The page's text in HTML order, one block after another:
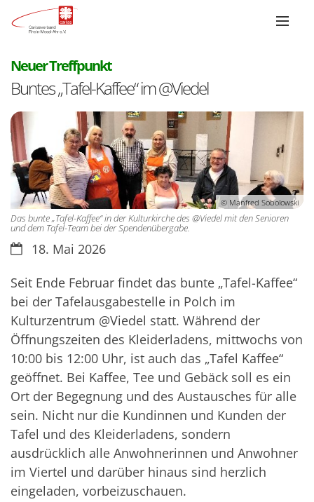
Neuer Treffpunkt:
Buntes „Tafel-Kaffee“ im @Viedel
© Manfred Sobolowski
Das bunte „Tafel-Kaffee“ in der Kulturkirche des @Viedel mit den Senioren
und dem Tafel-Team bei der Spendenübergabe.
Datum:18. Mai 2026
Seit Ende Februar findet das bunte „Tafel-Kaffee“
bei der Tafelausgabestelle in Polch im
Kulturzentrum @Viedel statt. Während der
Öffnungszeiten des Kleiderladens, mittwochs von
10:00 bis 12:00 Uhr, ist auch das „Tafel Kaffee“
geöffnet. Bei Kaffee, Tee und Gebäck soll es ein
Ort der Begegnung und des Austausches für alle
sein. Nicht nur die Kundinnen und Kunden der
Tafel und des Kleiderladens, sondern
ausdrücklich alle Anwohnerinnen und Anwohner
im Viertel und darüber hinaus sind herzlich
eingeladen, vorbeizuschauen.